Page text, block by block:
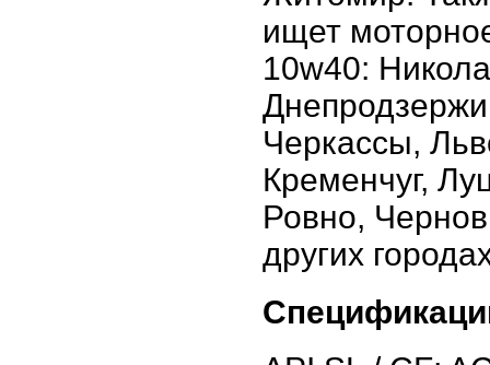
ищет
10w40:
Черкассы,
Кременчуг,
Ровно,
других